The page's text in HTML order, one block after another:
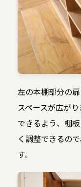
左の本棚部分の
スペースが広が
できるよう、棚
く調整できるの
す。